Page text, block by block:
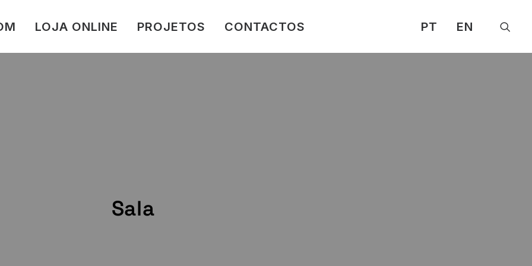
LOJA ONLINE PROJETOS CONTACTOS PT EN
Sala